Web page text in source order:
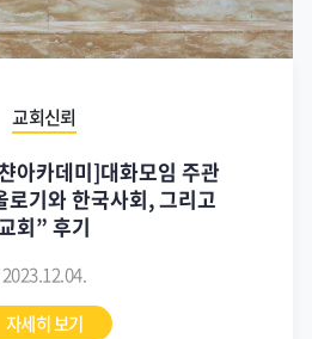
교회신뢰
아카데미]대화모임 주관
로기와 한국사회, 그리고
회” 후기
2023.12.04.
자세히 보기